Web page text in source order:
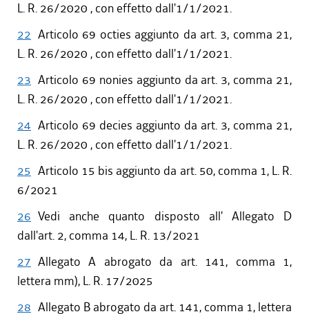
L. R. 26/2020 , con effetto dall'1/1/2021.
22 Articolo 69 octies aggiunto da art. 3, comma 21,
L. R. 26/2020 , con effetto dall'1/1/2021.
23 Articolo 69 nonies aggiunto da art. 3, comma 21,
L. R. 26/2020 , con effetto dall'1/1/2021.
24 Articolo 69 decies aggiunto da art. 3, comma 21,
L. R. 26/2020 , con effetto dall'1/1/2021.
25 Articolo 15 bis aggiunto da art. 50, comma 1, L. R.
6/2021
26 Vedi anche quanto disposto all' Allegato D
dall'art. 2, comma 14, L. R. 13/2021
27 Allegato A abrogato da art. 141, comma 1,
lettera mm), L. R. 17/2025
28 Allegato B abrogato da art. 141, comma 1, lettera